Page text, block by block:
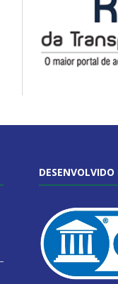
DESENVOLVIDO